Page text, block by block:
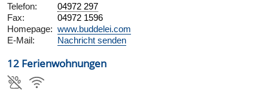
Telefon:
04972 297
Fax:
04972 1596
Homepage: www.buddelei.com
E-Mail:
Nachricht senden
12 Ferienwohnungen